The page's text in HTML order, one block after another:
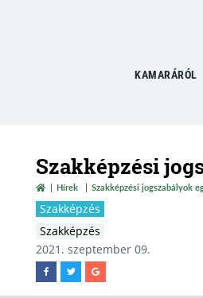
KAMARÁRÓL
Szakképzési
Hírek Szakképzési jogszabályok
Szakképzés
Szakképzés
2021. szeptember 09.